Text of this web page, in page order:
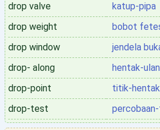
drop valve
katup-pipa
drop weight
bobot
drop window
jendela
drop- along
hentak-
drop-point
titik-hentak
drop-test